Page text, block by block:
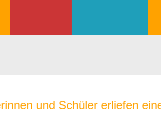
und Schüler erliefen